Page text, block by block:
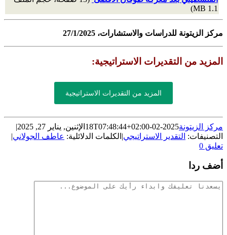
1.1 MB)
مركز الزيتونة للدراسات والاستشارات، 27/1/2025
المزيد من التقديرات الاستراتيجية:
المزيد من التقديرات الاستراتيجية
مركز الزيتونة2025-02-18T07:48:44+02:00 الإثنين, يناير 27, 2025
|
التصنيفات: التقدير الاستراتيجي| الكلمات الدلائلية: عاطف الجولاني|
تعليق 0
أضف ردا
تعليقات